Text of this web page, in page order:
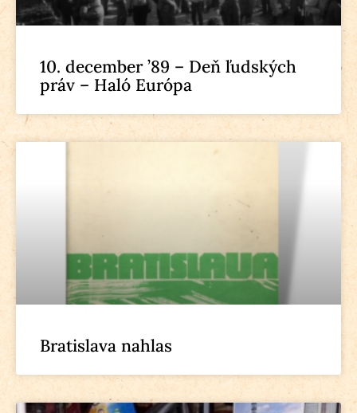
10. december ’89 – Deň ľudských
práv – Haló Európa
Bratislava nahlas